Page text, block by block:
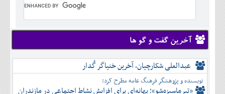
دی
بهمن
اسفند
آبان
آذر
دی
بهمن
اسفند
شهريور
مهر
آبان
آذر
دی
بهمن
اسفند
تير
مرداد
شهريور
مهر
آبان
آذر
دی
آخرین گفت و گو ها
عبدالعلی شکارچیان، آخرین خنیاگر گُدار
نویسنده و پژوهشگر فرهنگ عامه مطرح کرد:
«تیرماسیزه‌شو»؛ بهانه‌ای برای افزایش نشاط اجتماعی در مازندران